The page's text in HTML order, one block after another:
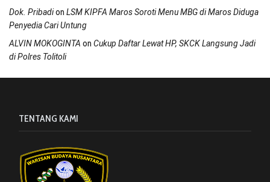
Dok. Pribadion LSM KIPFA Maros Soroti Menu MBG di Maros Diduga
Penyedia Cari Untung
ALVIN MOKOGINTA on Cukup Daftar Lewat HP, SKCK Langsung Jadi
di Polres Tolitoli
TENTANG KAMI